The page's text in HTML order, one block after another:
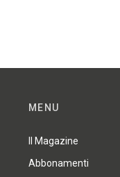
MENU
Il Magazine
Abbonamenti